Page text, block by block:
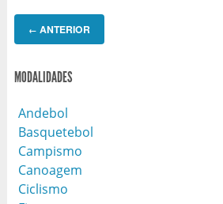
← ANTERIOR
MODALIDADES
Andebol
Basquetebol
Campismo
Canoagem
Ciclismo